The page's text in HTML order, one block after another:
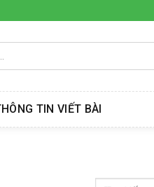
TIN VIẾT BÀI